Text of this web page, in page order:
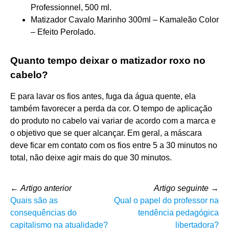
Professionnel, 500 ml.
Matizador Cavalo Marinho 300ml – Kamaleão Color
– Efeito Perolado.
Quanto tempo deixar o matizador roxo no
cabelo?
E para lavar os fios antes, fuga da água quente, ela
também favorecer a perda da cor. O tempo de aplicação
do produto no cabelo vai variar de acordo com a marca e
o objetivo que se quer alcançar. Em geral, a máscara
deve ficar em contato com os fios entre 5 a 30 minutos no
total, não deixe agir mais do que 30 minutos.
← Artigo anterior
Quais são as
consequências do
capitalismo na atualidade?
Artigo seguinte →
Qual o papel do professor na
tendência pedagógica
libertadora?